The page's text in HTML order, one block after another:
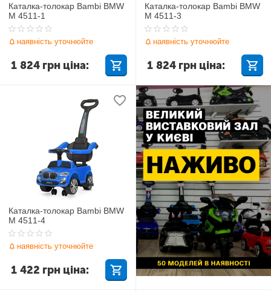
Каталка-толокар Bambi BMW
M 4511-1
наявність уточнюйте
1 824 грн ціна:
Каталка-толокар Bambi BMW
M 4511-3
наявність уточнюйте
1 824 грн ціна:
Каталка-толокар Bambi BMW
M 4511-4
наявність уточнюйте
1 422 грн ціна: